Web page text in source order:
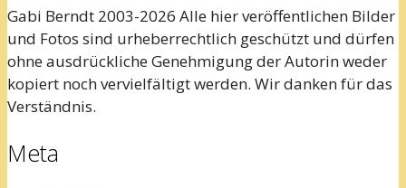
Gabi Berndt 2003-2026 Alle hier veröffentlichen Bilder
und Fotos sind urheberrechtlich geschützt und dürfen
ohne ausdrückliche Genehmigung der Autorin weder
kopiert noch vervielfältigt werden. Wir danken für das
Verständnis.
Meta